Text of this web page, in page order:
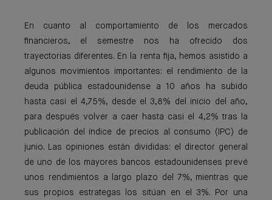
En cuanto al comportamiento de los mercados
financieros, el semestre nos ha ofrecido dos
trayectorias diferentes. En la renta fija, hemos asistido a
algunos movimientos importantes: el rendimiento de la
deuda pública estadounidense a 10 años ha subido
hasta casi el 4,75%, desde el 3,8% del inicio del año,
para después volver a caer hasta casi el 4,2% tras la
publicación del índice de precios al consumo (IPC) de
junio. Las opiniones están divididas: el director general
de uno de los mayores bancos estadounidenses prevé
unos rendimientos a largo plazo del 7%, mientras que
sus propios estrategas los sitúan en el 3%. Por una